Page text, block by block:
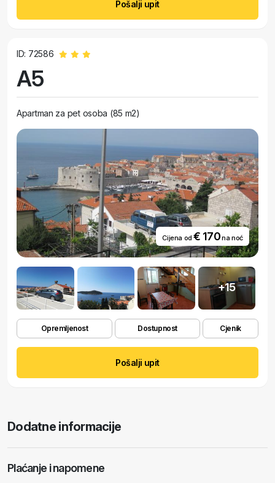
Pošalji upit
ID: 72586
A5
Apartman za pet osoba (85 m2)
Cijena od€ 170na noć
+15
Opremljenost Dostupnost Cjenik
Pošalji upit
Dodatne informacije
Plaćanje i napomene